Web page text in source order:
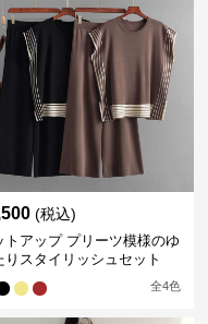
(税込)
トアップ プリーツ模様のゆ
りスタイリッシュセット
全4色